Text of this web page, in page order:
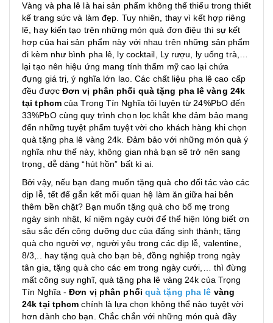
Vàng và pha lê là hai sản phẩm không thể thiếu trong thiết
kế trang sức và làm đẹp. Tuy nhiên, thay vì kết hợp riêng
lẽ, hay kiến tạo trên những món quà đơn điệu thì sự kết
hợp của hai sản phẩm này với nhau trên những sản phẩm
đi kèm như bình pha lê, ly cocktail, Ly rượu, ly uống trà,…
lại tạo nên hiệu ứng mang tính thẩm mỹ cao lại chứa
đựng giá trị, ý nghĩa lớn lao. Các chất liệu pha lê cao cấp
đều được Đơn vị phân phối quà tặng pha lê vàng 24k
tại tphcm của Trọng Tín Nghĩa tôi luyện từ 24%PbO đến
33%PbO cùng quy trình chọn lọc khắt khe đảm bảo mang
đến những tuyệt phẩm tuyệt vời cho khách hàng khi chọn
quà tặng pha lê vàng 24k. Đảm bảo với những món quà ý
nghĩa như thế này, không gian nhà bạn sẽ trở nên sang
trọng, dễ dàng “hút hồn” bất kì ai.
Bởi vậy, nếu bạn đang muốn tặng quà cho đối tác vào các
dịp lễ, tết để gắn kết mối quan hệ làm ăn giữa hai bên
thêm bền chặt? Bạn muốn tặng quà cho bố mẹ trong
ngày sinh nhật, kỉ niệm ngày cưới để thể hiện lòng biết ơn
sâu sắc đến công dưỡng dục của đấng sinh thành; tặng
quà cho người vợ, người yêu trong các dịp lễ, valentine,
8/3,.. hay tặng quà cho bạn bè, đồng nghiệp trong ngày
tân gia, tặng quà cho các em trong ngày cưới,… thì đừng
mất công suy nghĩ, quà tặng pha lê vàng 24k của Trọng
Tín Nghĩa -Đơn vị phân phối quà tặng pha lê vàng
24k tại tphcm chính là lựa chọn không thể nào tuyệt vời
hơn dành cho bạn. Chắc chắn với những món quà đầy